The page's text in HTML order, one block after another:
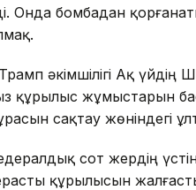
Онда бомбадан
әкімшілігі Ақ
құрылыс жұмыстарын
сақтау жөніндегі
сот жердің
құрылысын